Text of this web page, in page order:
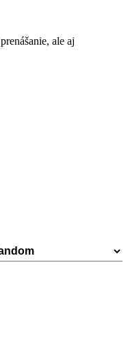
ale aj